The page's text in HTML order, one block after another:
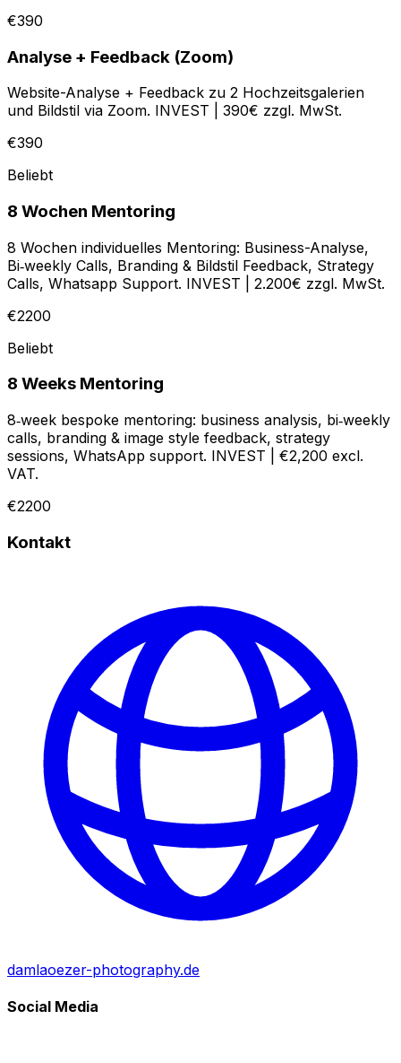
€390
Analyse + Feedback (Zoom)
Website-Analyse + Feedback zu 2 Hochzeitsgalerien
und Bildstil via Zoom. INVEST | 390€ zzgl. MwSt.
€390
Beliebt
8 Wochen Mentoring
8 Wochen individuelles Mentoring: Business-Analyse,
Bi‑weekly Calls, Branding & Bildstil Feedback, Strategy
Calls, Whatsapp Support. INVEST | 2.200€ zzgl. MwSt.
€2200
Beliebt
8 Weeks Mentoring
8‑week bespoke mentoring: business analysis, bi‑weekly
calls, branding & image style feedback, strategy
sessions, WhatsApp support. INVEST | €2,200 excl.
VAT.
€2200
Kontakt
damlaoezer-photography.de
Social Media